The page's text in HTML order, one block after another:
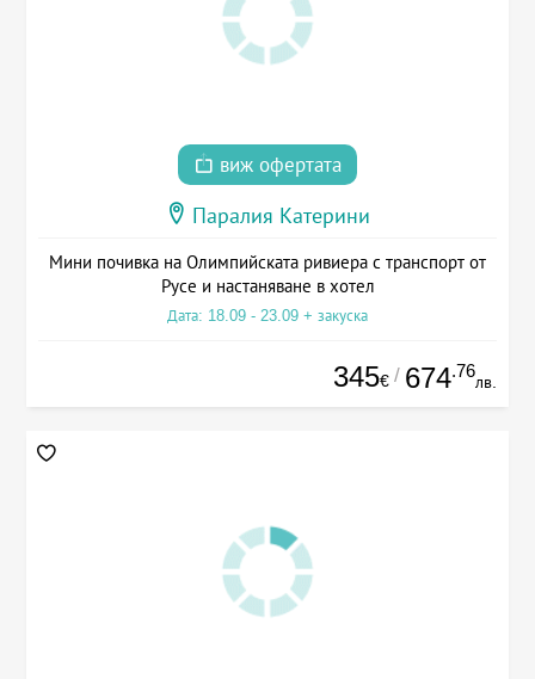
виж офертата
Паралия Катерини
Мини почивка на Олимпийската ривиера с транспорт от
Русе и настаняване в хотел
Дата: 18.09 - 23.09 + закуска
345€ / 674.76
лв.